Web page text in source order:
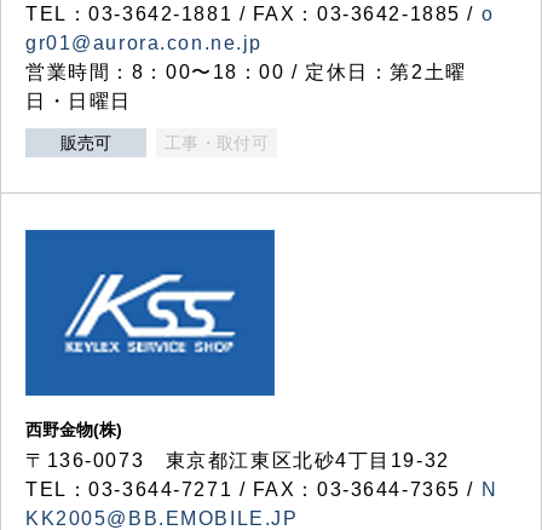
TEL：03-3642-1881 / FAX：03-3642-1885 / o
gr01@aurora.con.ne.jp
営業時間：8：00〜18：00 / 定休日：第2土曜
日・日曜日
販売可 工事・取付可
西野金物(株)
〒136-0073 東京都江東区北砂4丁目19-32
TEL：03‐3644‐7271 / FAX：03-3644-7365 / N
KK2005@BB.EMOBILE.JP